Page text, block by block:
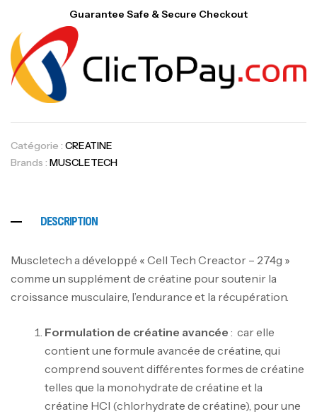
Guarantee Safe & Secure Checkout
Catégorie : CREATINE
Brands : MUSCLETECH
DESCRIPTION
Muscletech a développé « Cell Tech Creactor – 274g »
comme un supplément de créatine pour soutenir la
croissance musculaire, l’endurance et la récupération.
Formulation de créatine avancée : car elle
contient une formule avancée de créatine, qui
comprend souvent différentes formes de créatine
telles que la monohydrate de créatine et la
créatine HCl (chlorhydrate de créatine), pour une